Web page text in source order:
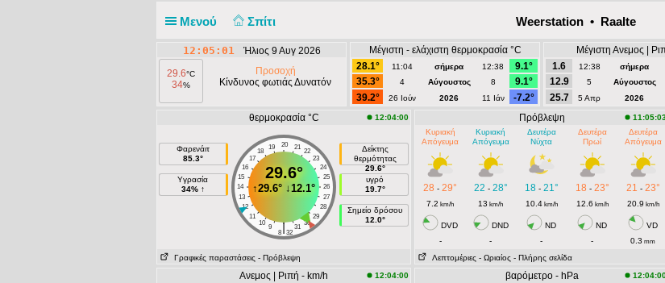
Μενού Σπίτι Weerstation • Raalte
12:05:01
Ήλιος 9 Αυγ 2026
29.6°C
34%
Προσοχή
Κίνδυνος φωτιάς Δυνατόν
Μέγιστη - ελάχιστη θερμοκρασία °C
28.1°
11:04 σήμερα 12:38
9.1°
35.3°
4 Αύγουστος 8
9.1°
39.2°
26 Ιούν 2026 11 Ιάν -7.2°
Μέγιστη Ανεμος |
1.6
12:38 σήμερα
12.9
5 Αύγουστος
25.7
5 Απρ 2026
θερμοκρασία °C 12:04:00
Φαρενάιτ
85.3°
Υγρασία
34% ↑
20
19 21
18
22
17
23
16
24
15
25
14
26
13
27
12
28
11
29
10
30
9 31
|
8 32
29.6°
↑29.6° ↓12.1°
Δείκτης
θερμότητας
29.6°
υγρό
19.7°
Σημείο δρόσου
12.0°
Γραφικές παραστάσεις - Πρόβλεψη
Πρόβλεψη
Κυριακή
Απόγευμα
Κυριακή
Απόγευμα
Δευτέρα
Νύχτα
Δευτέρα
Πρωί
Δευτέρα
Απόγευμα
28 - 29° 22 - 28° 18- 21° 18 - 23° 21 - 23°
7.2 km/h 13 km/h 10.4km/h 12.6 km/h 20.9 km/h
DVD DND ND ND
VD
-
- - - 0.3 mm
Λεπτομέριες - Ωριαίος - Πλήρης σελίδα
Ανεμος | Ριπή - km/h 12:04:00 βαρόμετρο - hPa